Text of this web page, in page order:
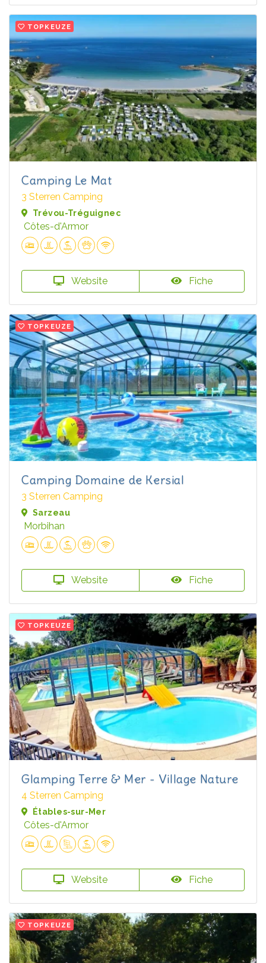
TOPKEUZE
Camping Le Mat
3 Sterren Camping
Trévou-Tréguignec
Côtes-d'Armor
Website Fiche
TOPKEUZE
Camping Domaine de Kersial
3 Sterren Camping
Sarzeau
Morbihan
Website Fiche
TOPKEUZE
Glamping Terre & Mer - Village Nature
4 Sterren Camping
Étables-sur-Mer
Côtes-d'Armor
Website Fiche
TOPKEUZE